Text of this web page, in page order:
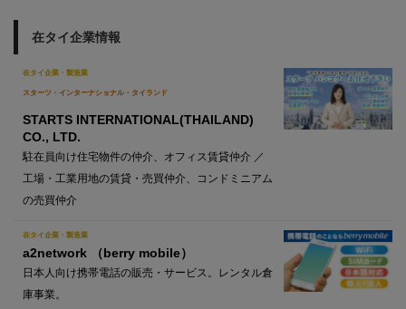
在タイ企業情報
在タイ企業・製造業
スターツ・インターナショナル・タイランド
STARTS INTERNATIONAL(THAILAND)
CO., LTD.
駐在員向け住宅物件の仲介、オフィス賃貸仲介 ／
工場・工業用地の賃貸・売買仲介、コンドミニアム
の売買仲介
在タイ企業・製造業
a2network （berry mobile）
日本人向け携帯電話の販売・サービス。レンタル倉
庫事業。